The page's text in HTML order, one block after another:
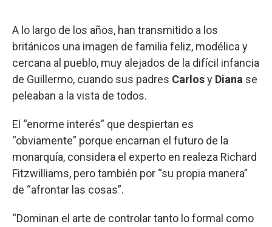
A lo largo de los años, han transmitido a los
británicos una imagen de familia feliz, modélica y
cercana al pueblo, muy alejados de la difícil infancia
de Guillermo, cuando sus padres Carlosy Diana se
peleaban a la vista de todos.
El “enorme interés” que despiertan es
“obviamente” porque encarnan el futuro de la
monarquía, considera el experto en realeza Richard
Fitzwilliams, pero también por “su propia manera”
de “afrontar las cosas”.
“Dominan el arte de controlar tanto lo formal como